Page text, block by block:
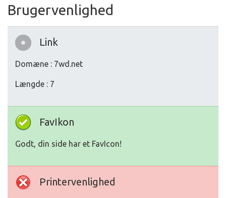
Brugervenlighed
Link
Domæne : 7wd.net
Længde : 7
FavIkon
Godt, din side har et FavIcon!
Printervenlighed